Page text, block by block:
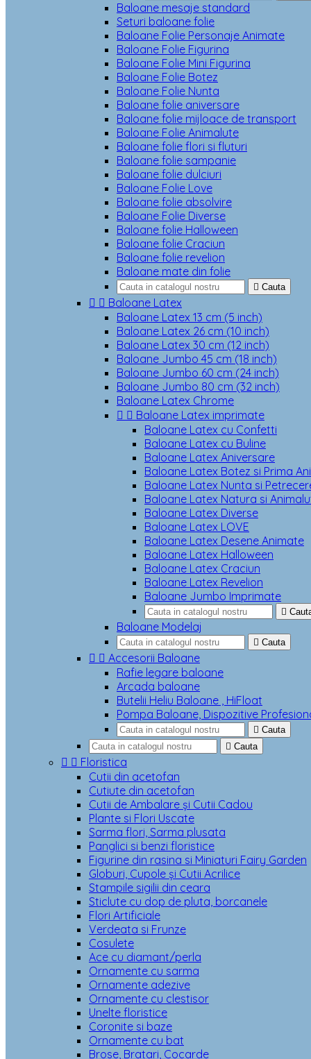
Baloane mesaje standard
Seturi baloane folie
Baloane Folie Personaje Animate
Baloane Folie Figurina
Baloane Folie Mini Figurina
Baloane Folie Botez
Baloane Folie Nunta
Baloane folie aniversare
Baloane folie mijloace de transport
Baloane Folie Animalute
Baloane folie flori si fluturi
Baloane folie sampanie
Baloane folie dulciuri
Baloane Folie Love
Baloane folie absolvire
Baloane Folie Diverse
Baloane folie Halloween
Baloane folie Craciun
Baloane folie revelion
Baloane mate din folie
 Cauta
  Baloane Latex
Baloane Latex 13 cm (5 inch)
Baloane Latex 26 cm (10 inch)
Baloane Latex 30 cm (12 inch)
Baloane Jumbo 45 cm (18 inch)
Baloane Jumbo 60 cm (24 inch)
Baloane Jumbo 80 cm (32 inch)
Baloane Latex Chrome
  Baloane Latex imprimate
Baloane Latex cu Confetti
Baloane Latex cu Buline
Baloane Latex Aniversare
Baloane Latex Botez si Prima
Baloane Latex Nunta si
Baloane Latex Natura si
Baloane Latex Diverse
Baloane Latex LOVE
Baloane Latex Desene Animate
Baloane Latex Halloween
Baloane Latex Craciun
Baloane Latex Revelion
Baloane Jumbo Imprimate

Baloane Modelaj
 Cauta
  Accesorii Baloane
Rafie legare baloane
Arcada baloane
Butelii Heliu Baloane , HiFloat
Pompa Baloane, Dispozitive
 Cauta
 Cauta
  Floristica
Cutii din acetofan
Cutiute din acetofan
Cutii de Ambalare și Cutii Cadou
Plante si Flori Uscate
Sarma flori, Sarma plusata
Panglici si benzi floristice
Figurine din rasina si Miniaturi Fairy Garden
Globuri, Cupole și Cutii Acrilice
Stampile sigilii din ceara
Sticlute cu dop de pluta, borcanele
Flori Artificiale
Verdeata si Frunze
Cosulete
Ace cu diamant/perla
Ornamente cu sarma
Ornamente adezive
Ornamente cu clestisor
Unelte floristice
Coronite si baze
Ornamente cu bat
Brose, Bratari, Cocarde